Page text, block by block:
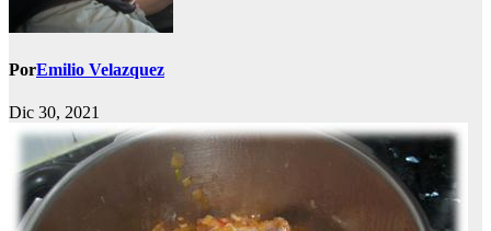
PorEmilio Velazquez
Dic 30, 2021